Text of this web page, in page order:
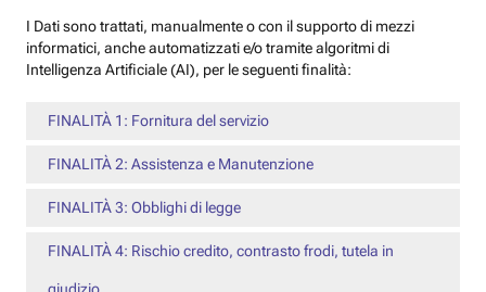
I Dati sono trattati, manualmente o con il supporto di mezzi
informatici, anche automatizzati e/o tramite algoritmi di
Intelligenza Artificiale (AI), per le seguenti finalità:
FINALITÀ 1: Fornitura del servizio
FINALITÀ 2: Assistenza e Manutenzione
FINALITÀ 3: Obblighi di legge
FINALITÀ 4: Rischio credito, contrasto frodi, tutela in